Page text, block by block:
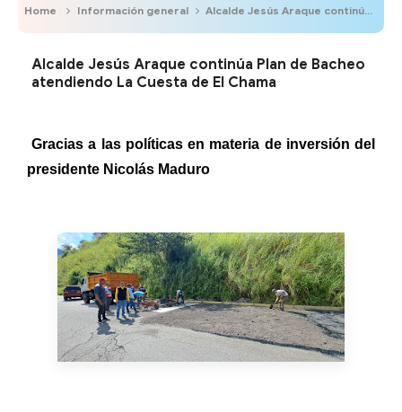
Home Información general Alcalde Jesús Araque continúa Plan de Bacheo atendiendo La Cuesta de El Chama
Alcalde Jesús Araque continúa Plan de Bacheo
atendiendo La Cuesta de El Chama
Gracias a las políticas en materia de inversión del
presidente Nicolás Maduro